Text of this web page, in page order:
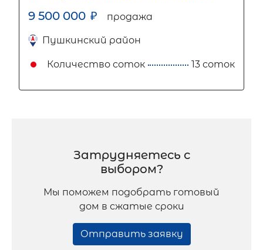
9 500 000 ₽ продажа
Пушкинский район
Количество соток 13 соток
Затрудняетесь с
выбором?
Мы поможем подобрать готовый
дом в сжатые сроки
Отправить заявку